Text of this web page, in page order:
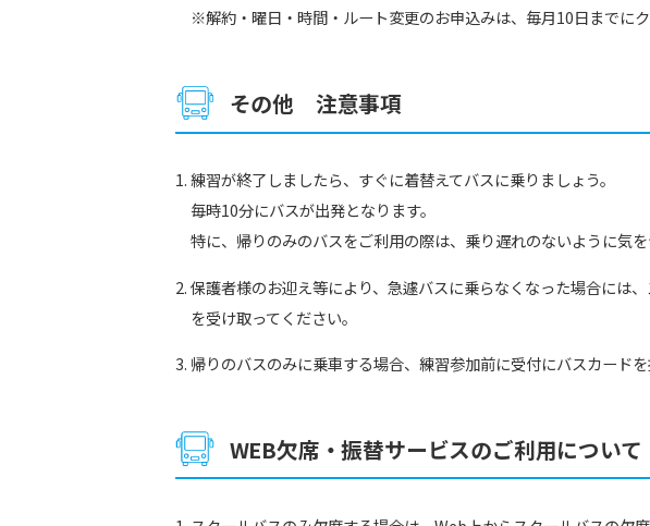
※解約・曜日・時間・ルート変更のお申込みは、毎月10日までに
その他 注意事項
練習が終了しましたら、すぐに着替えてバスに乗りましょう。
毎時10分にバスが出発となります。
特に、帰りのみのバスをご利用の際は、乗り遅れのないように気を
保護者様のお迎え等により、急遽バスに乗らなくなった場合には
を受け取ってください。
帰りのバスのみに乗車する場合、練習参加前に受付にバスカードを
WEB欠席・振替サービスのご利用について